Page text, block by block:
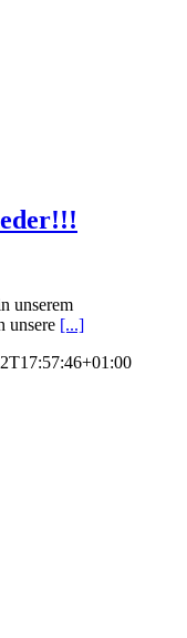
unserem
unsere [...]